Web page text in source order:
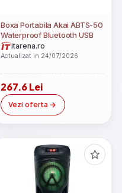
Boxa Portabila Akai ABTS-50
Waterproof Bluetooth USB
itarena.ro
Actualizat in 24/07/2026
267.6 Lei
Vezi oferta